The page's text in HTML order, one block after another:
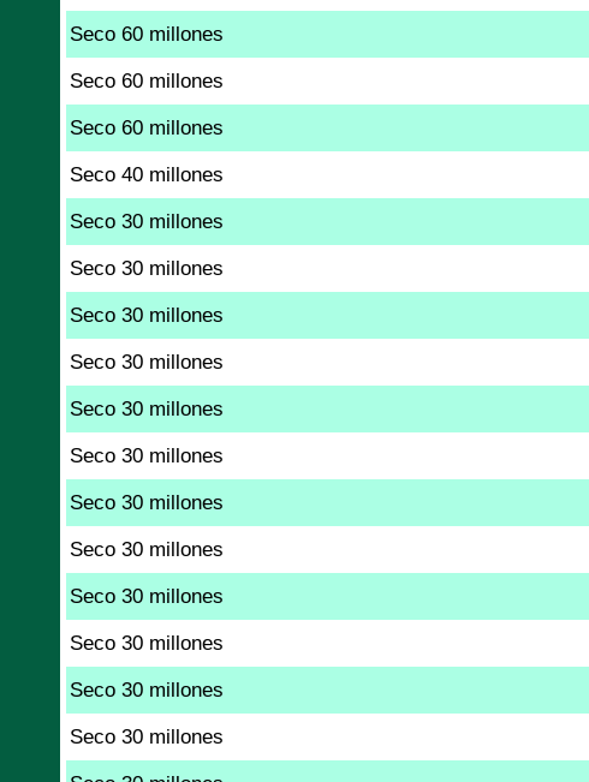
Seco 60 millones
Seco 60 millones
Seco 60 millones
Seco 40 millones
Seco 30 millones
Seco 30 millones
Seco 30 millones
Seco 30 millones
Seco 30 millones
Seco 30 millones
Seco 30 millones
Seco 30 millones
Seco 30 millones
Seco 30 millones
Seco 30 millones
Seco 30 millones